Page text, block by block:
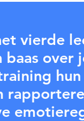
vierde
baas over